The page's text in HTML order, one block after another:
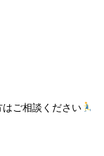
はご相談ください